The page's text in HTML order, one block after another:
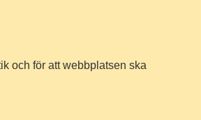
och för att webbplatsen ska